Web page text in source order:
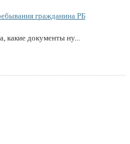
гражданина РБ
какие документы ну...